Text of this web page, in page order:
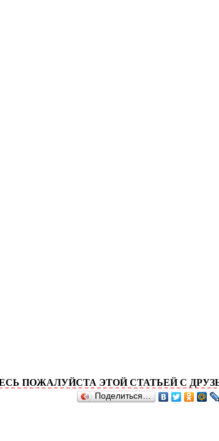
ЭТОЙ СТАТЬЕЙ С ДРУЗЬЯМИ!
Поделиться…